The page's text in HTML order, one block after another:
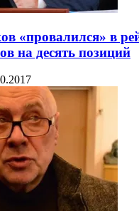
«провалился» в
на десять позиций